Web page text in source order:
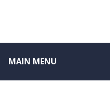
MAIN MENU